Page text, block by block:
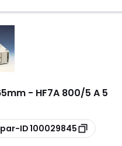
- HF7A 800/5 A 5
ID100029845